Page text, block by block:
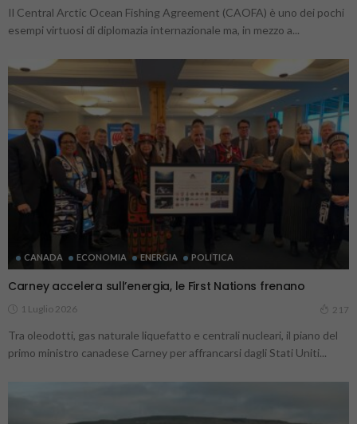
Il Central Arctic Ocean Fishing Agree­ment (CAOFA) è uno dei pochi
esempi virtuosi di diplomazia internazionale ma, in mezzo a...
CANADA ECONOMIA ENERGIA POLITICA
Carney accelera sull’energia, le First Nations frenano
1 Luglio 2026 217
Tra oleodotti, gas naturale liquefatto e centrali nucleari, il piano del
primo ministro canadese Carney per affrancarsi dagli Stati Uniti...